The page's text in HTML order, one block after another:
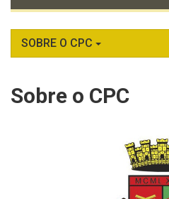
busca
SOBRE O CPC
Sobre o CPC